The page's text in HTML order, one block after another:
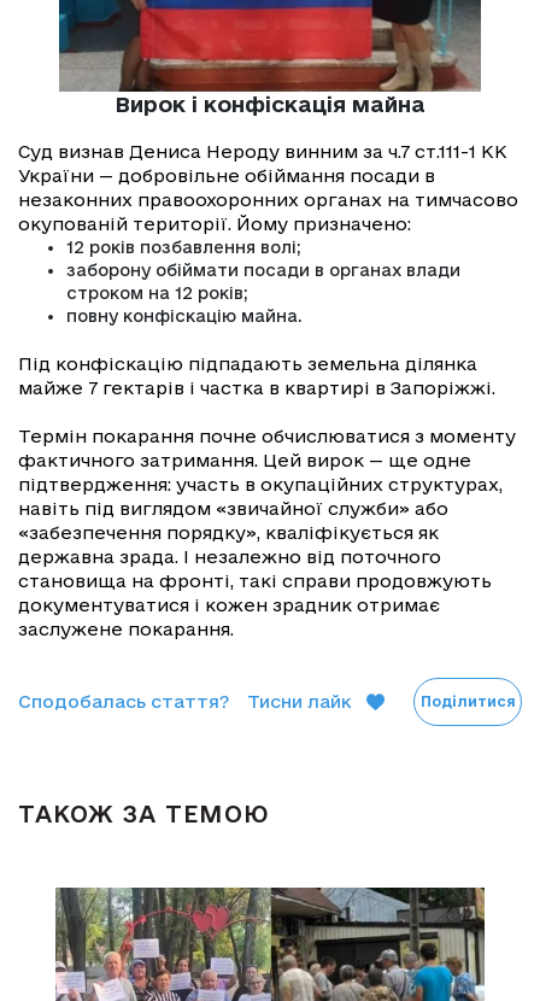
Вирок і конфіскація майна
Суд визнав Дениса Нероду винним за ч.7 ст.111-1 КК
України — добровільне обіймання посади в
незаконних правоохоронних органах на тимчасово
окупованій території. Йому призначено:
12 років позбавлення волі;
заборону обіймати посади в органах влади
строком на 12 років;
повну конфіскацію майна.
Під конфіскацію підпадають земельна ділянка
майже 7 гектарів і частка в квартирі в Запоріжжі.
Термін покарання почне обчислюватися з моменту
фактичного затримання. Цей вирок — ще одне
підтвердження: участь в окупаційних структурах,
навіть під виглядом «звичайної служби» або
«забезпечення порядку», кваліфікується як
державна зрада. І незалежно від поточного
становища на фронті, такі справи продовжують
документуватися і кожен зрадник отримає
заслужене покарання.
Сподобалась стаття? Тисни лайк Поділитися
ТАКОЖ ЗА ТЕМОЮ